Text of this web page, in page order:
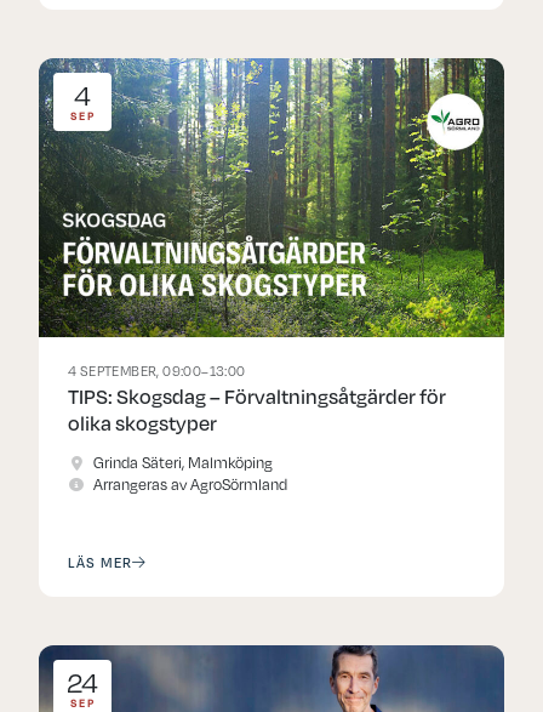
4
SEP
4 SEPTEMBER, 09:00–13:00
TIPS: Skogsdag – Förvaltningsåtgärder för
olika skogstyper
Grinda Säteri, Malmköping
Arrangeras av AgroSörmland
LÄS MER
24
SEP